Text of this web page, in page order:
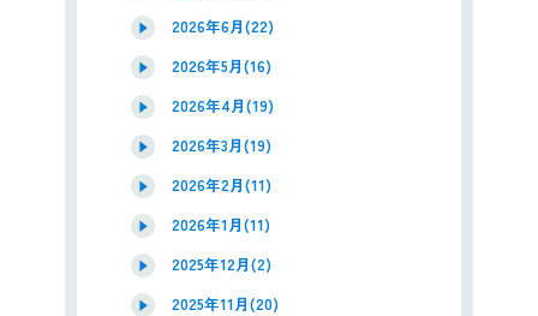
2026年6月(22)
2026年5月(16)
2026年4月(19)
2026年3月(19)
2026年2月(11)
2026年1月(11)
2025年12月(2)
2025年11月(20)